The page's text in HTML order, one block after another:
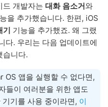
드 개발자는 대화 음소거와
을 추가했습니다. 한편, iOS
기 기능을 추가했죠. 왜 그랬
다. 우리는 다음 업데이트에
습니다.
OS 앱을 실행할 수 없다면,
들이 여러분을 위한 앱도
기를 사용 중이라면, 이